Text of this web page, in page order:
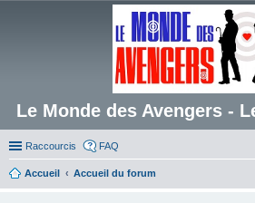
Le Monde des Avengers -
Raccourcis FAQ
Accueil
Accueil du forum